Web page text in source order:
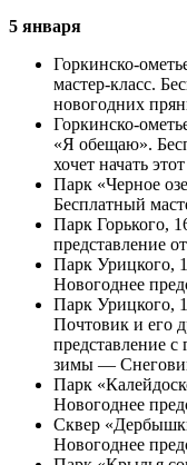
5 января
Горкинско-
мастер-класс.
новогодних
Горкинско-
«Я обещаю».
хочет начать
Парк «Черное
Бесплатный
Парк Горького,
представление
Парк Урицкого,
Новогоднее
Парк Урицкого,
Почтовик и его
представление
зимы —
Парк
Новогоднее
Сквер
Новогоднее